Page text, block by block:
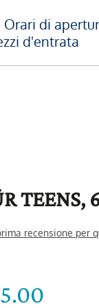
Orari di
d'entrata
TEENS,
recensione per